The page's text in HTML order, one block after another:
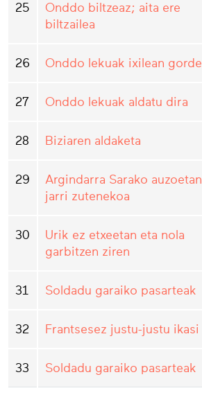
25
Onddo biltzeaz; aita ere
biltzailea
26 Onddo lekuak ixilean gorde
27 Onddo lekuak aldatu dira
28 Biziaren aldaketa
29
Argindarra Sarako auzoetan
jarri zutenekoa
30
Urik ez etxeetan eta nola
garbitzen ziren
31 Soldadu garaiko pasarteak
32 Frantsesez justu-justu ikasi
33 Soldadu garaiko pasarteak